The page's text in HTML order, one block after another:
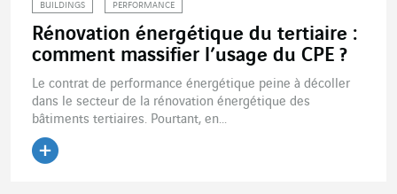
BUILDINGS PERFORMANCE
Rénovation énergétique du tertiaire :
comment massifier l’usage du CPE ?
Le contrat de performance énergétique peine à décoller
dans le secteur de la rénovation énergétique des
bâtiments tertiaires. Pourtant, en...